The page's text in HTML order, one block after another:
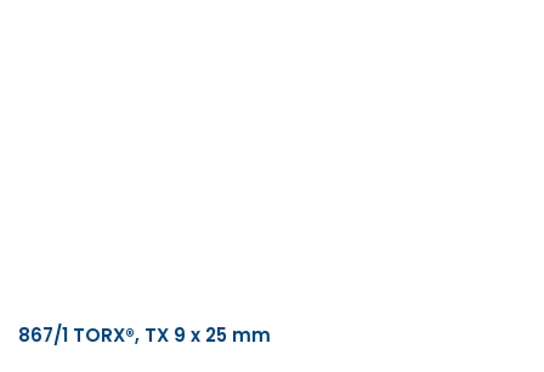
867/1 TORX®, TX 9 x 25 mm